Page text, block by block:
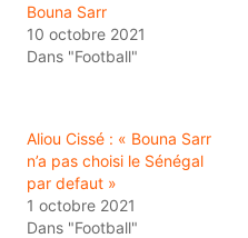
Bouna Sarr
10 octobre 2021
Dans "Football"
Aliou Cissé : « Bouna Sarr
n’a pas choisi le Sénégal
par defaut »
1 octobre 2021
Dans "Football"